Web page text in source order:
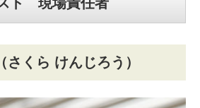
（さくら けんじろう）